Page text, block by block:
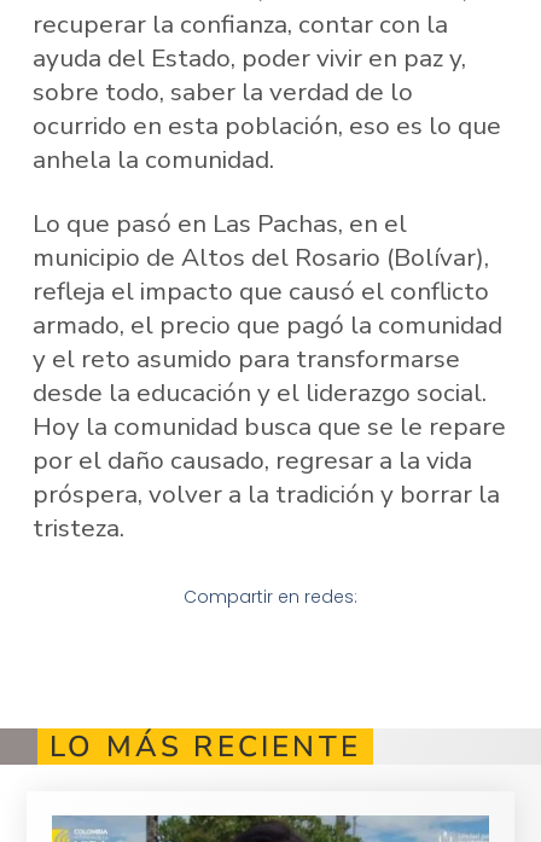
recuperar la confianza, contar con la
ayuda del Estado, poder vivir en paz y,
sobre todo, saber la verdad de lo
ocurrido en esta población, eso es lo que
anhela la comunidad.
Lo que pasó en Las Pachas, en el
municipio de Altos del Rosario (Bolívar),
refleja el impacto que causó el conflicto
armado, el precio que pagó la comunidad
y el reto asumido para transformarse
desde la educación y el liderazgo social.
Hoy la comunidad busca que se le repare
por el daño causado, regresar a la vida
próspera, volver a la tradición y borrar la
tristeza.
Compartir en redes:
LO MÁS RECIENTE